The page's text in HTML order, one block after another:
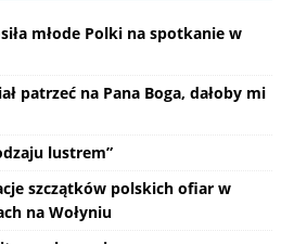
młode Polki na spotkanie w
patrzeć na Pana Boga, dałoby mi
lustrem”
szczątków polskich ofiar w
na Wołyniu